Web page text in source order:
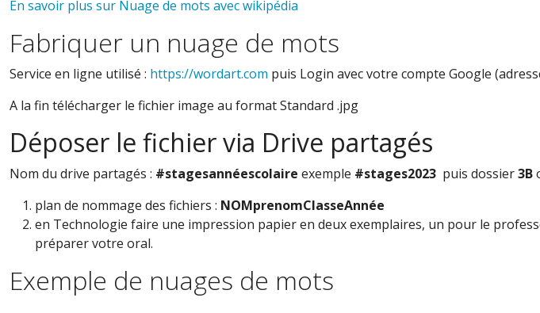
En savoir plus sur Nuage de mots avec wikipédia
Fabriquer un nuage de mots
Service en ligne utilisé : https://wordart.com puis Login avec votre compte Google
A la fin télécharger le fichier image au format Standard .jpg
Déposer le fichier via Drive partagés
Nom du drive partagés : #stagesannéescolaire exemple #stages2023 puis dossier3B
plan de nommage des fichiers : NOMprenomClasseAnnée
en Technologie faire une impression papier en deux exemplaires, un pour le
préparer votre oral.
Exemple de nuages de mots